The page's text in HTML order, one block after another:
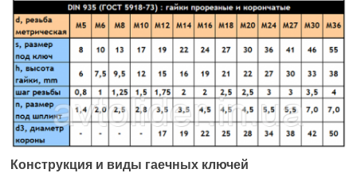
Конструкция и виды гаечных ключей